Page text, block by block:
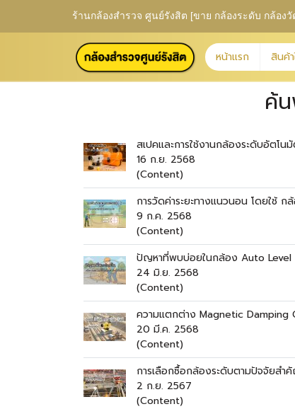
ร้านกล้องสำรวจ ศูนย์รังสิต [ขาย กล้องระดับ กล้อง
หน้าแรก สินค้
ค้
สเปคและการใช้งานกล้องระดับอัตโ
16 ก.ย. 2568
(Content)
การวัดค่าระยะทางแนวนอน โดยใช้
9 ก.ค. 2568
(Content)
ปัญหาที่พบบ่อยในกล้อง Auto Level
24 มิ.ย. 2568
(Content)
ความแตกต่าง Magnetic Damping
20 มี.ค. 2568
(Content)
การเลือกซื้อกล้องระดับตามปัจจัยสำ
2 ก.ย. 2567
(Content)